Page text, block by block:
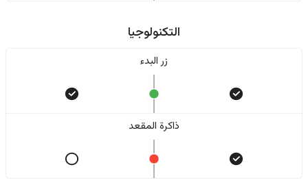
التكنولوجيا
زر البدء
ذاكرة المقعد